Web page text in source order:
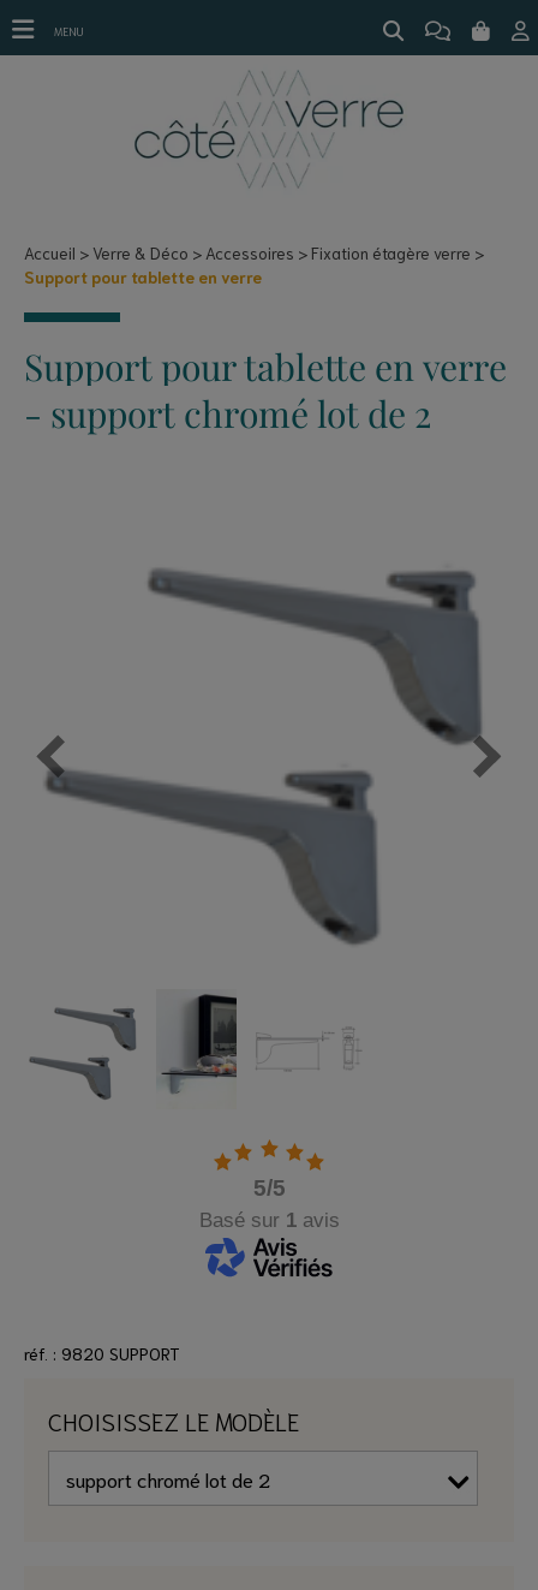
Support pour étagère et tablette en verre
Accueil Verre & Déco Accessoires
Fixation étagère verre
Support pour tablette en verre
Support pour tablette en verre
- support chromé lot de 2
5/5
Basé sur 1avis
réf. : 9820 SUPPORT
CHOISISSEZ LE MODÈLE
MENU